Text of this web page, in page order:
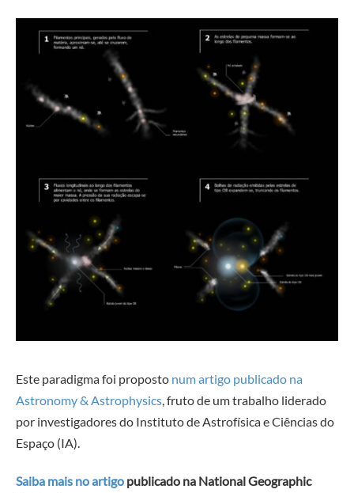
Este paradigma foi proposto num artigo publicado na
Astronomy & Astrophysics, fruto de um trabalho liderado
por investigadores do Instituto de Astrofísica e Ciências do
Espaço (IA).
Saiba mais no artigo publicado na National Geographic